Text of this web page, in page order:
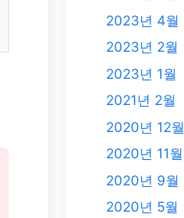
2023년 4월
2023년 2월
2023년 1월
2021년 2월
2020년 12월
2020년 11월
2020년 9월
2020년 5월